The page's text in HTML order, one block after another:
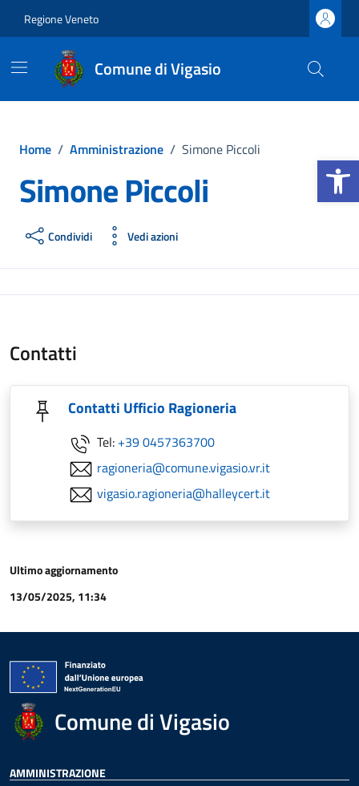
Apri la
Regione Veneto
Comune di Vigasio
Home / Amministrazione / Simone Piccoli
Simone Piccoli
Condividi Vedi azioni
Contatti
Contatti Ufficio Ragioneria
Tel: +39 0457363700
ragioneria@comune.vigasio.vr.it
vigasio.ragioneria@halleycert.it
Ultimo aggiornamento
13/05/2025, 11:34
Comune di Vigasio
AMMINISTRAZIONE